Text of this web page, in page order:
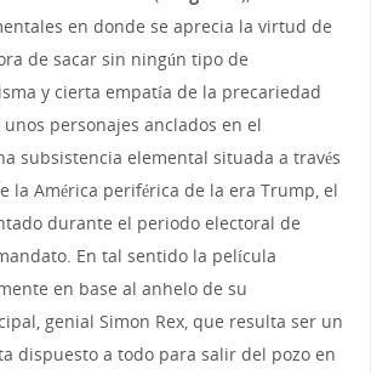
en donde se aprecia la virtud de
de sacar sin ningún tipo de
y cierta empatía de la precariedad
personajes anclados en el
subsistencia elemental situada a través
la América periférica de la era Trump, el
durante el periodo electoral de
En tal sentido la película
en base al anhelo de su
genial Simon Rex, que resulta ser un
dispuesto a todo para salir del pozo en